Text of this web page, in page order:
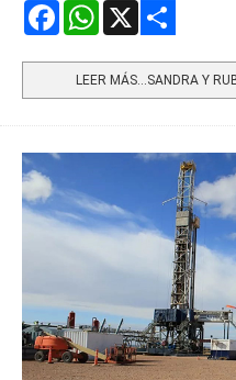
FacebookWhatsApp
LEER MÁS…SANDRA Y